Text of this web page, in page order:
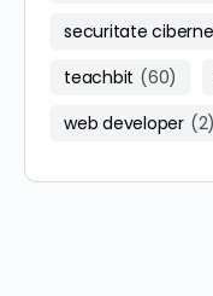
securitate
teachbit (60)
web developer (2)